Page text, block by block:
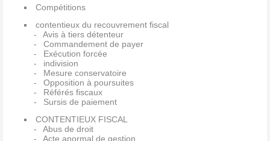
Compétitions
contentieux du recouvrement fiscal
Avis à tiers détenteur
Commandement de payer
Exécution forcée
indivision
Mesure conservatoire
Opposition à poursuites
Référés fiscaux
Sursis de paiement
CONTENTIEUX FISCAL
Abus de droit
Acte anormal de gestion